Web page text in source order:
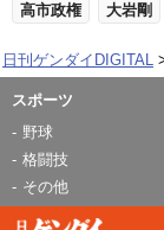
高市政権 大岩剛
日刊ゲンダイDIGITAL
スポーツ
野球
格闘技
その他